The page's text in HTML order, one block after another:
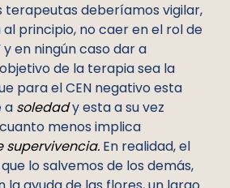
terapeutas deberíamos vigilar,
principio, no caer en el rol de
y en ningún caso dar a
de la terapia sea la
para el CEN negativo esta
a soledady esta a su vez
menos implica
supervivencia. En realidad, el
lo salvemos de los demás,